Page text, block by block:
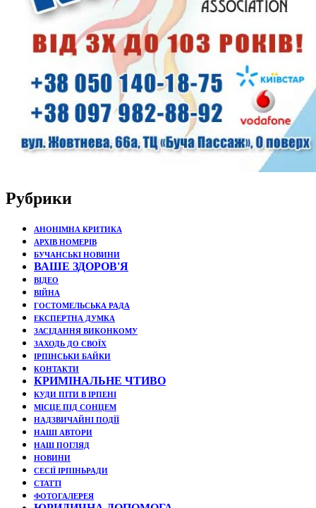
Рубрики
АНОНІМНА КРИТИКА
АРХІВ НОМЕРІВ
БУЧАНСЬКІ НОВИНИ
ВАШЕ ЗДОРОВ'Я
ВІДЕО
ВІЙНА
ГОСТОМЕЛЬСЬКА РАДА
ЕКСПЕРТНА ДУМКА
ЗАСІДАННЯ ВИКОНКОМУ
ЗАХОДЬ ДО СВОЇХ
ІРПІНСЬКИ БАЙКИ
КОНТАКТИ
КРИМІНАЛЬНЕ ЧТИВО
КУДИ ПІТИ В ІРПЕНІ
МІСЦЕ ПІД СОНЦЕМ
НАДЗВИЧАЙНІ ПОДЇЇ
НАШІ АВТОРИ
НАШ ПОГЛЯД
НОВИНИ
СЕСІЇ ІРПІНЬРАДИ
СТАТТІ
ФОТОГАЛЕРЕЯ